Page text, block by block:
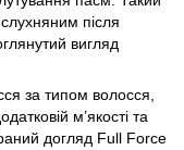
після
вигляд
за типом волосся,
м’якості та
догляд Full Force